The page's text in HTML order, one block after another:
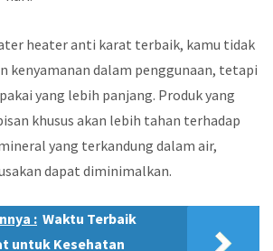
heater anti karat terbaik, kamu tidak
kenyamanan dalam penggunaan, tetapi
yang lebih panjang. Produk yang
khusus akan lebih tahan terhadap
yang terkandung dalam air,
dapat diminimalkan.
: Waktu Terbaik
untuk Kesehatan